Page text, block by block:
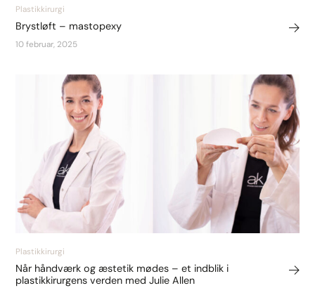
Plastikkirurgi
Brystløft – mastopexy
10 februar, 2025
Plastikkirurgi
Når håndværk og æstetik mødes – et indblik i
plastikkirurgens verden med Julie Allen